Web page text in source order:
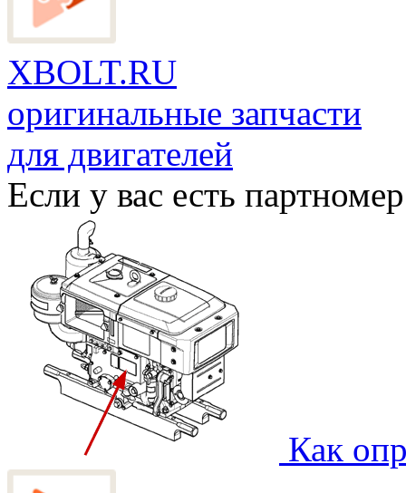
XBOLT.RU
оригинальные запчасти
для двигателей
Если у вас есть
Как